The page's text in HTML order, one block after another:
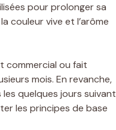
pour prolonger sa
couleur vive et l’arôme
commercial ou fait
mois. En revanche,
quelques jours suivant
les principes de base